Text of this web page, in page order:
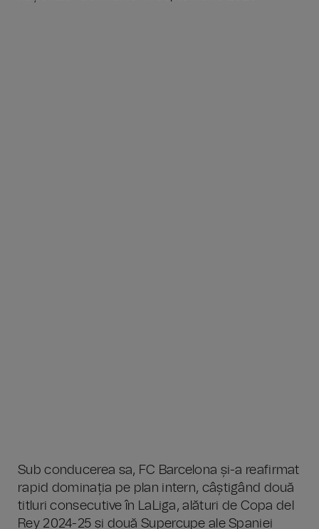
Sub conducerea sa, FC Barcelona și-a reafirmat
rapid dominația pe plan intern, câștigând două
titluri consecutive în LaLiga, alături de Copa del
Rey 2024-25 și două Supercupe ale Spaniei